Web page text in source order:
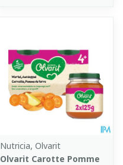
Nutricia, Olvarit
Olvarit Carotte Pomme